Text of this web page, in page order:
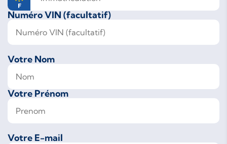
Numéro VIN (facultatif)
Votre Nom
Votre Prénom
Votre E-mail